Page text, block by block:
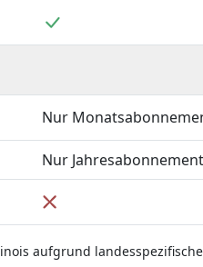
Nur
Nur Jahresabonnement
aufgrund